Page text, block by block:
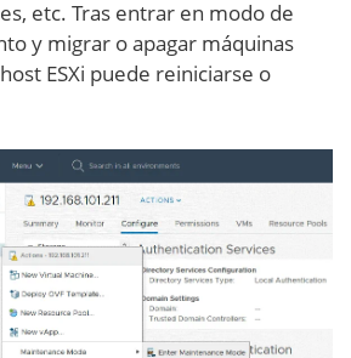
etc. Tras entrar en modo de
y migrar o apagar máquinas
ESXi puede reiniciarse o